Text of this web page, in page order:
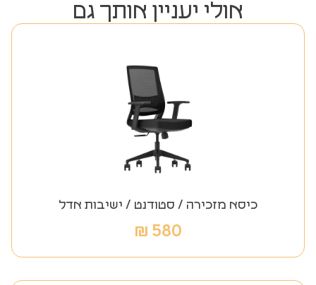
אולי יעניין אותך גם
כיסא מזכירה / סטודנט / ישיבות אדל
580
₪